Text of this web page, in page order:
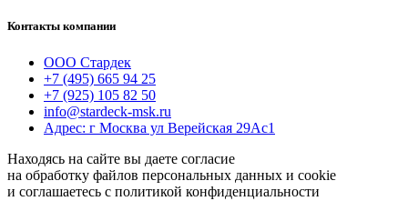
Контакты компании
ООО Стардек
+7 (495) 665 94 25
+7 (925) 105 82 50
info@stardeck-msk.ru
Адрес: г Москва ул Верейская 29Ас1
Находясь на сайте вы даете согласие
на обработку файлов персональных данных и cookie
и соглашаетесь с политикой конфиденциальности